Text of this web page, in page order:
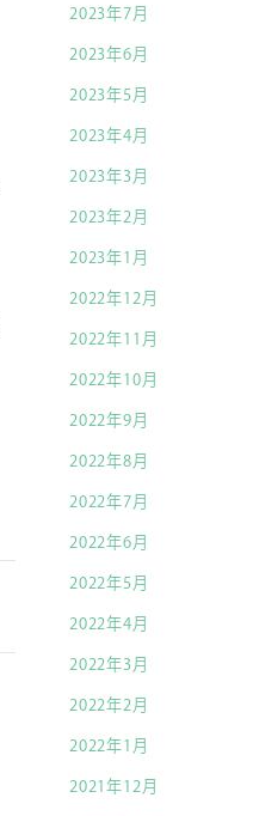
2023年7月
2023年6月
2023年5月
2023年4月
2023年3月
2023年2月
2023年1月
2022年12月
2022年11月
2022年10月
2022年9月
2022年8月
2022年7月
2022年6月
2022年5月
2022年4月
2022年3月
2022年2月
2022年1月
2021年12月